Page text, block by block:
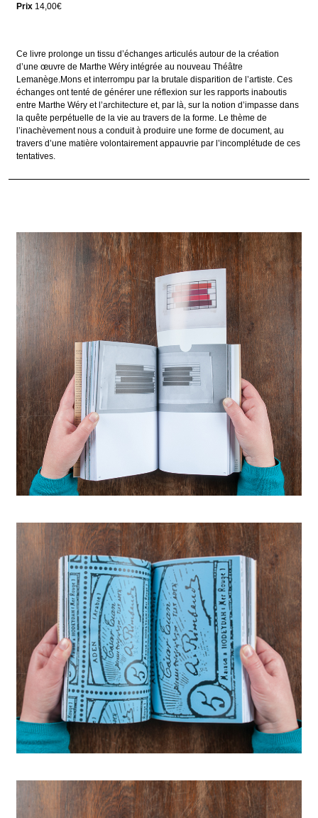
Prix 14,00€
Ce livre prolonge un tissu d’échanges articulés autour de la création
d’une œuvre de Marthe Wéry intégrée au nouveau Théâtre
Lemanège.Mons et interrompu par la brutale disparition de l’artiste. Ces
échanges ont tenté de générer une réflexion sur les rapports inaboutis
entre Marthe Wéry et l’architecture et, par là, sur la notion d’impasse dans
la quête perpétuelle de la vie au travers de la forme. Le thème de
l’inachèvement nous a conduit à produire une forme de document, au
travers d’une matière volontairement appauvrie par l’incomplétude de ces
tentatives.